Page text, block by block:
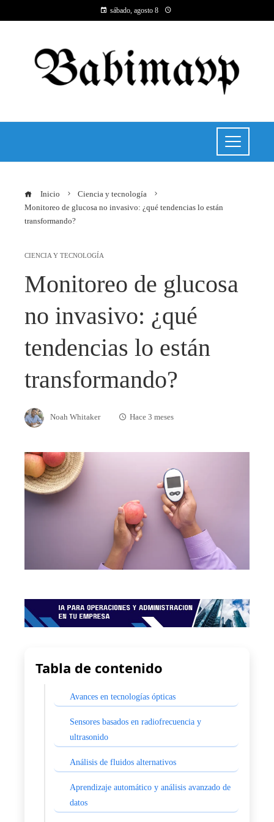
sábado, agosto 8
Inicio
Ciencia y tecnología
Monitoreo de glucosa no invasivo: ¿qué tendencias lo están
transformando?
CIENCIA Y TECNOLOGÍA
Monitoreo de glucosa
no invasivo: ¿qué
tendencias lo están
transformando?
Noah Whitaker Hace 3 meses
Tabla de contenido
Avances en tecnologías ópticas
Sensores basados en radiofrecuencia y
ultrasonido
Análisis de fluidos alternativos
Aprendizaje automático y análisis avanzado de
datos